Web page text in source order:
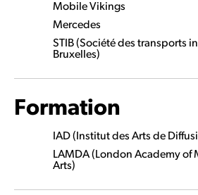
Mobile Vikings
Mercedes
STIB (Société des transports
Bruxelles)
Formation
IAD (Institut des Arts de
LAMDA (London Academy of
Arts)